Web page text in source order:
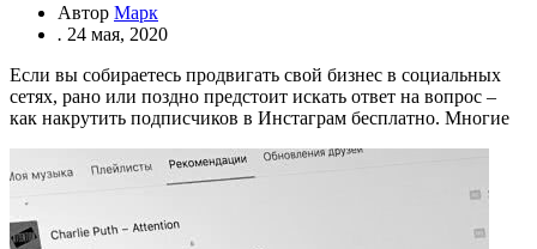
Автор Марк
. 24 мая, 2020
Если вы собираетесь продвигать свой бизнес в социальных
сетях, рано или поздно предстоит искать ответ на вопрос –
как накрутить подписчиков в Инстаграм бесплатно. Многие